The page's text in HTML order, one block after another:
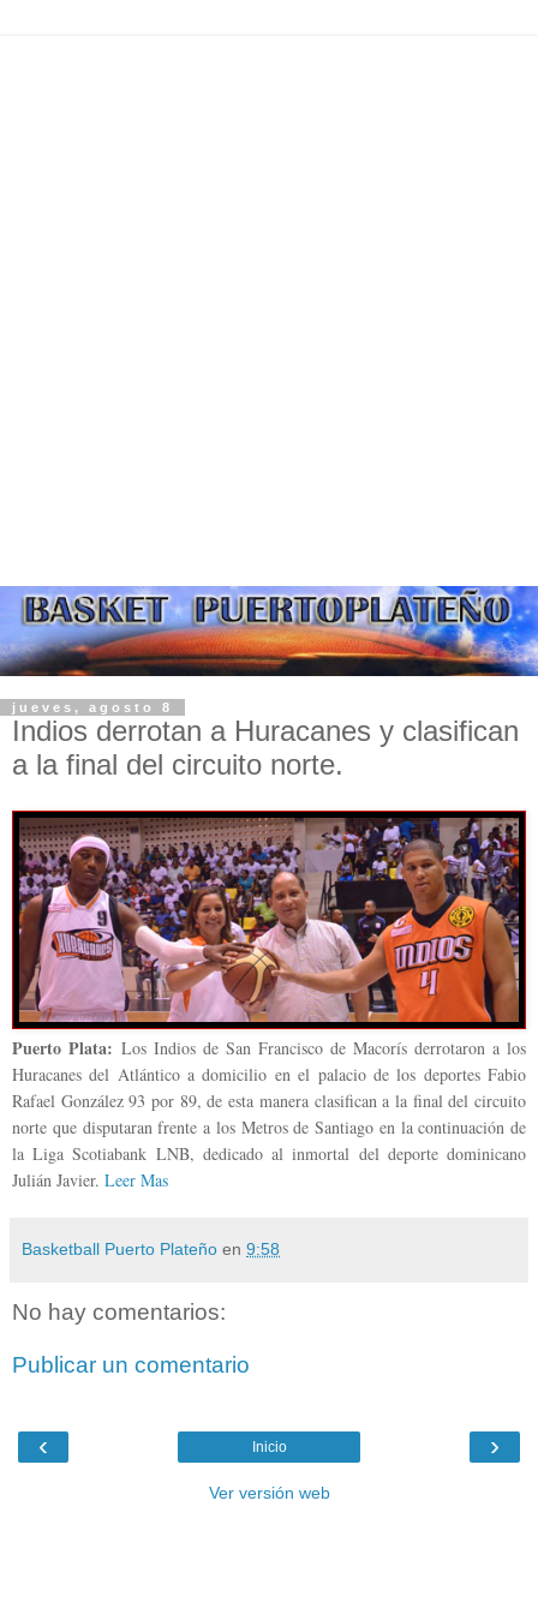
jueves, agosto 8
Indios derrotan a Huracanes y clasifican
a la final del circuito norte.
Puerto Plata: Los Indios de San Francisco de Macorís derrotaron a los
Huracanes del Atlántico a domicilio en el palacio de los deportes Fabio
Rafael González 93 por 89, de esta manera clasifican a la final del circuito
norte que disputaran frente a los Metros de Santiago en la continuación de
la Liga Scotiabank LNB, dedicado al inmortal del deporte dominicano
Julián Javier. Leer Mas
Basketball Puerto Plateño en 9:58
No hay comentarios:
Publicar un comentario
‹ ›
Inicio
Ver versión web